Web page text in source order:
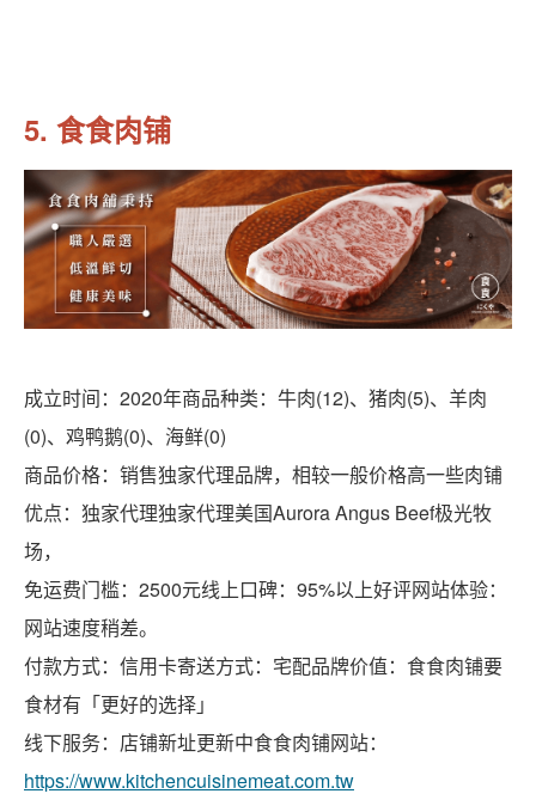
5. 食食肉铺
成立时间：2020年商品种类：牛肉(12)、猪肉(5)、羊肉
(0)、鸡鸭鹅(0)、海鲜(0)
商品价格：销售独家代理品牌，相较一般价格高一些肉铺
优点：独家代理独家代理美国Aurora Angus Beef极光牧
场，
免运费门槛：2500元线上口碑：95%以上好评网站体验：
网站速度稍差。
付款方式：信用卡寄送方式：宅配品牌价值：食食肉铺要
食材有「更好的选择」
线下服务：店铺新址更新中食食肉铺网站：
https://www.kitchencuisinemeat.com.tw